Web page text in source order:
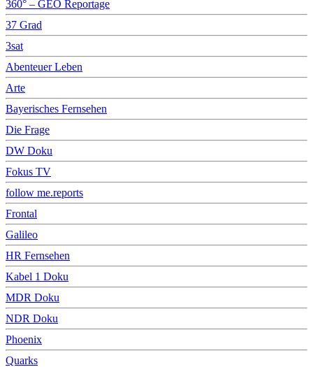
360° – GEO Reportage
37 Grad
3sat
Abenteuer Leben
Arte
Bayerisches Fernsehen
Die Frage
DW Doku
Fokus TV
follow me.reports
Frontal
Galileo
HR Fernsehen
Kabel 1 Doku
MDR Doku
NDR Doku
Phoenix
Quarks